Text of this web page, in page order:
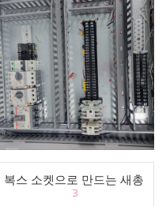
복스 소켓으로 만드는 새총
3